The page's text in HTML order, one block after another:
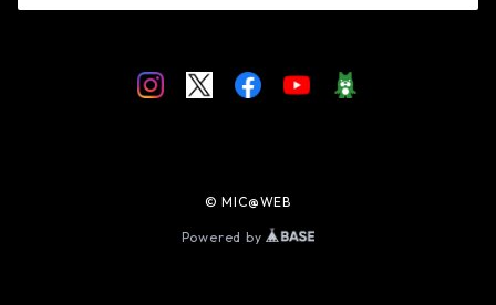
© MIC@WEB
Powered by